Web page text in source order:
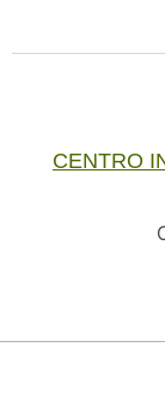
CENTRO